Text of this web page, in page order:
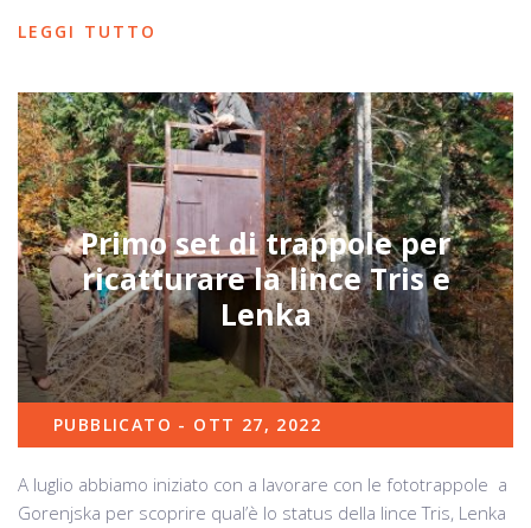
LEGGI TUTTO
Primo set di trappole per
ricatturare la lince Tris e
Lenka
PUBBLICATO - OTT 27, 2022
A luglio abbiamo iniziato con a lavorare con le fototrappole a
Gorenjska per scoprire qual’è lo status della lince Tris, Lenka